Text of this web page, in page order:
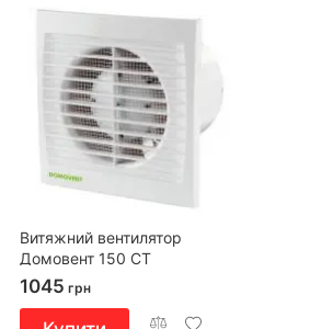
Витяжний вентилятор
Домовент 150 СТ
1045 грн